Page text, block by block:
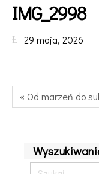
IMG_2998
29 maja, 2026
« Od marzeń do